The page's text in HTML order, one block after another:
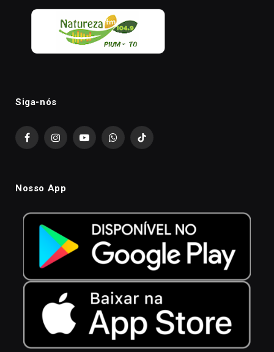
Siga-nós
FacebookInstagramYouTubeWhatsAppTikTok
Nosso App